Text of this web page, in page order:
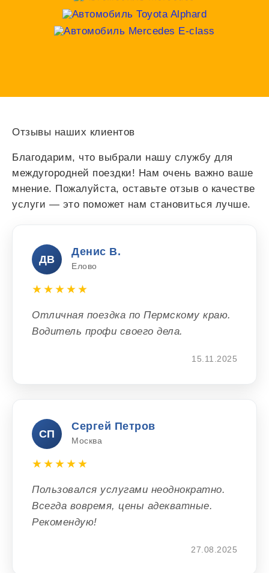
Отзывы наших клиентов
Благодарим, что выбрали нашу службу для
междугородней поездки! Нам очень важно ваше
мнение. Пожалуйста, оставьте отзыв о качестве
услуги — это поможет нам становиться лучше.
ДВ
Денис В.
Елово
★★★★★
Отличная поездка по Пермскому краю.
Водитель профи своего дела.
15.11.2025
СП
Сергей Петров
Москва
★★★★★
Пользовался услугами неоднократно.
Всегда вовремя, цены адекватные.
Рекомендую!
27.08.2025